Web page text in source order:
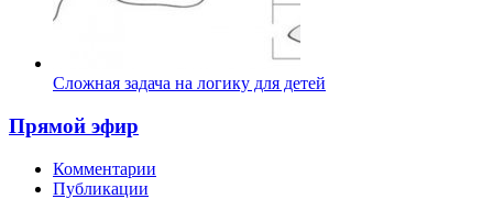
Сложная задача на логику для детей
Прямой эфир
Комментарии
Публикации